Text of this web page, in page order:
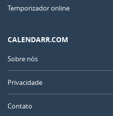
Temporizador online
CALENDARR.COM
Sobre nós
Privacidade
Contato